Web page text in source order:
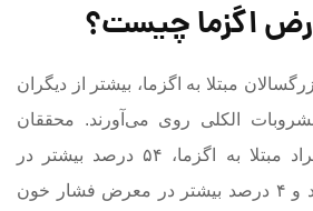
اگزما چیست؟
مبتلا به اگزما، بیشتر از دیگران
الکلی روی می‌آورند. محققان
همچنین دریافتند که افراد مبتلا به اگزما، ۵۴ درصد بیشتر در
معرض اضافه‌وزنِ شدید و ۴ درصد بیشتر در معرض فشار خون